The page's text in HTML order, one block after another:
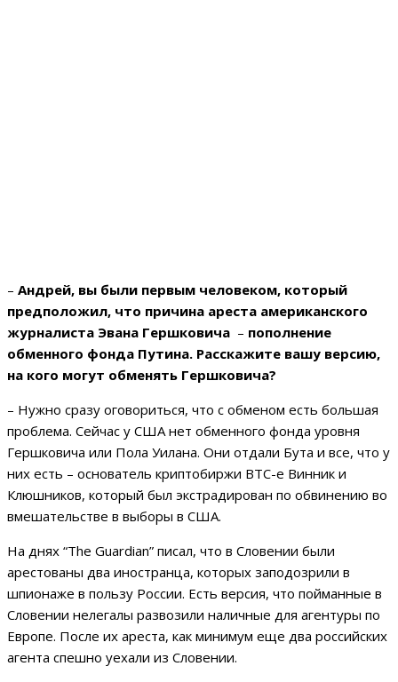
– Андрей, вы были первым человеком, который
предположил, что причина ареста американского
журналиста Эвана Гершковича – пополнение
обменного фонда Путина. Расскажите вашу версию,
на кого могут обменять Гершковича?
– Нужно сразу оговориться, что с обменом есть большая
проблема. Сейчас у США нет обменного фонда уровня
Гершковича или Пола Уилана. Они отдали Бута и все, что у
них есть – основатель криптобиржи BTC-e Винник и
Клюшников, который был экстрадирован по обвинению во
вмешательстве в выборы в США.
На днях “The Guardian” писал, что в Словении были
арестованы два иностранца, которых заподозрили в
шпионаже в пользу России. Есть версия, что пойманные в
Словении нелегалы развозили наличные для агентуры по
Европе. После их ареста, как минимум еще два российских
агента спешно уехали из Словении.